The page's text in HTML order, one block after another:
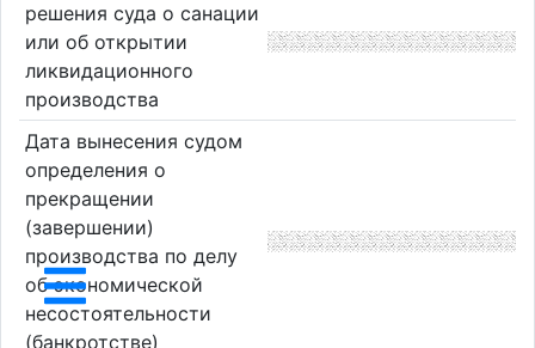
решения суда о санации
или об открытии
ликвидационного
производства
Дата вынесения судом
определения о
прекращении
(завершении)
производства по делу
об экономической
несостоятельности
(банкротстве)